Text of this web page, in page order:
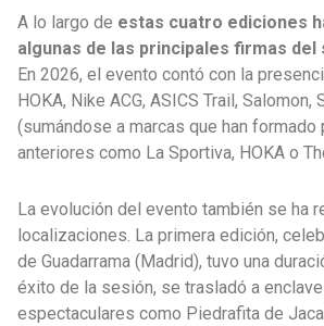
A lo largo de estas cuatro ediciones
algunas de las principales firmas
En 2026, el evento contó con la
HOKA, Nike ACG, ASICS Trail, Salomon,
(sumándose a marcas que han
anteriores como La Sportiva, HOKA o
La evolución del evento también se ha
localizaciones. La primera edición,
de Guadarrama (Madrid), tuvo una
éxito de la sesión, se trasladó a
espectaculares como Piedrafita de